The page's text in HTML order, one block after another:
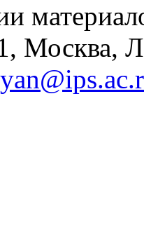
Москва,